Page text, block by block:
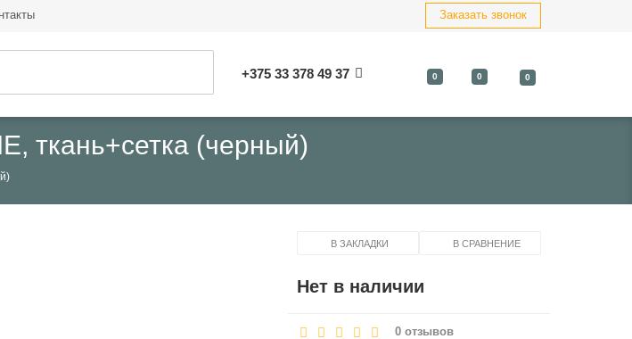
Заказать звонок
+375 33 378 49 37 0 0 0
ткань+сетка (черный)
В ЗАКЛАДКИ В СРАВНЕНИЕ
Нет в наличии
0 отзывов